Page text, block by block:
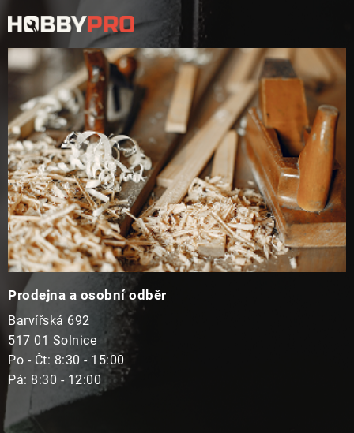
p
a
Prodejna a osobní odběr
Barvířská 692
517 01 Solnice
Po - Čt: 8:30 - 15:00
Pá: 8:30 - 12:00